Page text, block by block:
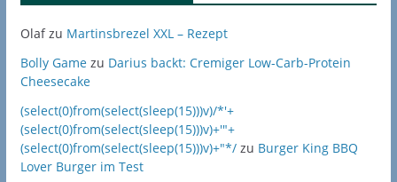
Olafzu Martinsbrezel XXL – Rezept
Bolly Gamezu Darius backt: Cremiger Low-Carb-Protein
Cheesecake
(select(0)from(select(sleep(15)))v)/*'+
(select(0)from(select(sleep(15)))v)+'"+
(select(0)from(select(sleep(15)))v)+"*/zu Burger King BBQ
Lover Burger im Test